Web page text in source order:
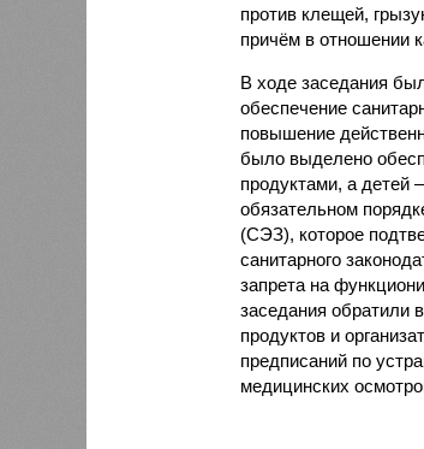
против клещей,
причём в отношении
В ходе заседания
обеспечение
повышение
было выделено
продуктами, а детей
обязательном
(СЭЗ), которое
санитарного
запрета на
заседания обратили
продуктов и
предписаний по
медицинских